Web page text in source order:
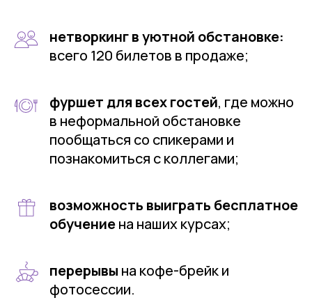
нетворкинг в уютной обстановке:
всего 120 билетов в продаже;
фуршет для всех гостей, где можно
в неформальной обстановке
пообщаться со спикерами и
познакомиться с коллегами;
возможность выиграть бесплатное
обучениена наших курсах;
перерывы на кофе-брейк и
фотосессии.